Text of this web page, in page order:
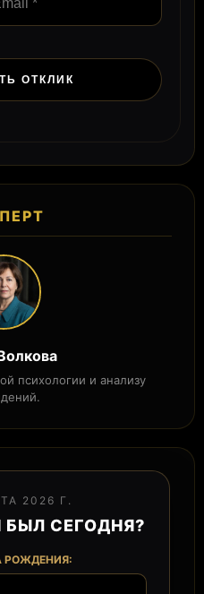
психологии и анализу
2026 Г.
СЕГОДНЯ?
РОЖДЕНИЯ: